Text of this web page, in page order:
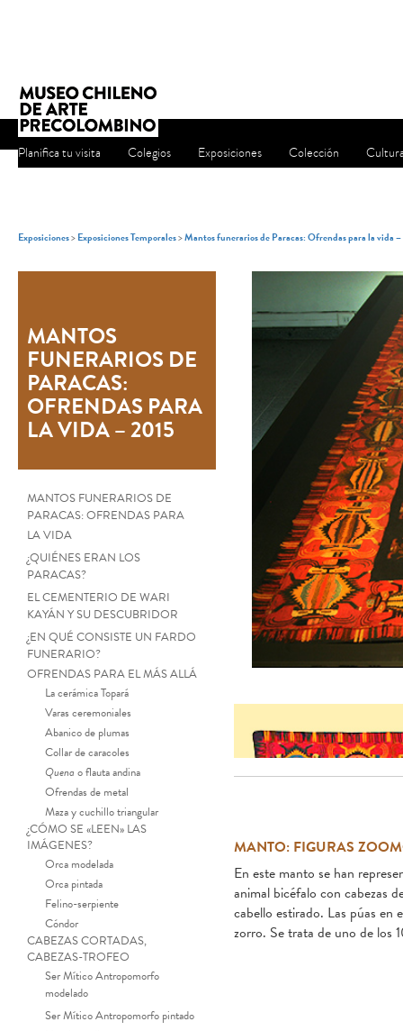
Planifica tu visita Colegios Exposiciones Colección
Exposiciones>Exposiciones Temporales>Mantos funerarios de Paracas: Ofrendas para la vida
MANTOS
FUNERARIOS DE
PARACAS:
OFRENDAS PARA
LA VIDA – 2015
MANTOS FUNERARIOS DE
PARACAS: OFRENDAS PARA
LA VIDA
¿QUIÉNES ERAN LOS
PARACAS?
EL CEMENTERIO DE WARI
KAYÁN Y SU DESCUBRIDOR
¿EN QUÉ CONSISTE UN FARDO
FUNERARIO?
OFRENDAS PARA EL MÁS ALLÁ
La cerámica Topará
Varas ceremoniales
Abanico de plumas
Collar de caracoles
Quena o flauta andina
Ofrendas de metal
Maza y cuchillo triangular
¿CÓMO SE «LEEN» LAS
IMÁGENES?
Orca modelada
Orca pintada
Felino-serpiente
Cóndor
CABEZAS CORTADAS,
CABEZAS-TROFEO
Ser Mítico Antropomorfo
modelado
Ser Mítico Antropomorfo pintado
MANTO: FIGURAS
En este manto se han
animal bicéfalo con cabezas
cabello estirado. Las púas en
zorro. Se trata de uno de los